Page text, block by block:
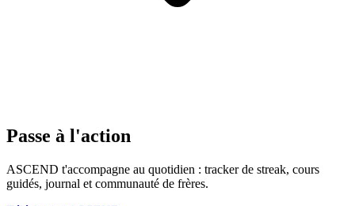
Passe à l'action
ASCEND t'accompagne au quotidien : tracker de streak, cours
guidés, journal et communauté de frères.